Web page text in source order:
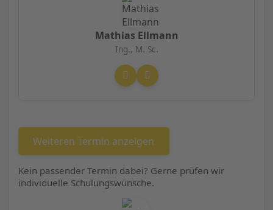
Mathias Ellmann
Ing., M. Sc.
Weiteren Termin anzeigen
Kein passender Termin dabei? Gerne prüfen wir
individuelle Schulungswünsche.